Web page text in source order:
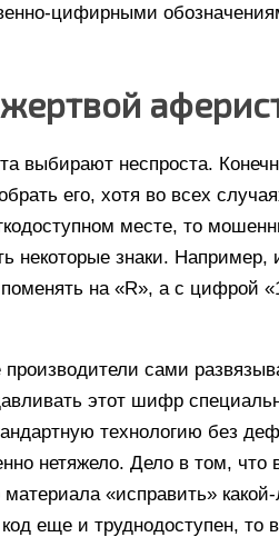
цифирными
жертвой
выбирают неспроста.
его, хотя во всех
месте, то
некоторые знаки. Например,
на «R», а с цифрой
производители сами
этот шифр
технологию без
нетяжело. Дело в том, что
«исправить»
еще и труднодоступен, то